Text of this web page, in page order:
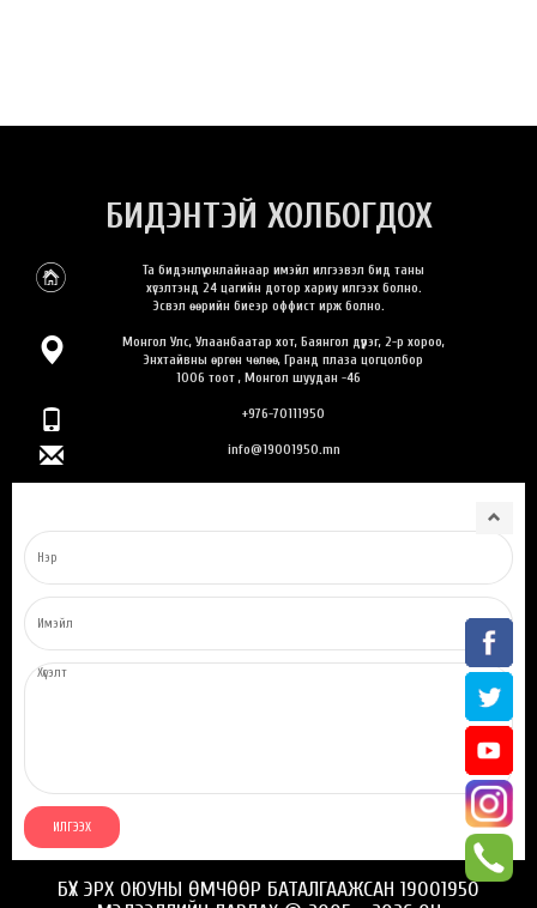
БИДЭНТЭЙ ХОЛБОГДОХ
Та бидэнлүү онлайнаар имэйл илгээвэл бид таны
хүсэлтэнд 24 цагийн дотор хариу илгээх болно.
Эсвэл өөрийн биеэр оффист ирж болно.
Монгол Улс, Улаанбаатар хот, Баянгол дүүрэг, 2-р хороо,
Энхтайвны өргөн чөлөө, Гранд плаза цогцолбор
1006 тоот , Монгол шуудан -46
+976-70111950
info@19001950.mn
БҮХ ЭРХ ОЮУНЫ ӨМЧӨӨР БАТАЛГААЖСАН 19001950